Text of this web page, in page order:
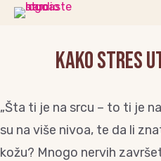
Kako stres
„Šta ti je na srcu – to ti je
su na više nivoa, te da li
kožu? Mnogo nervih